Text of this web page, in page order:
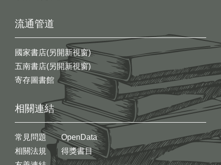
流通管道
國家書店(另開新視窗)
五南書店(另開新視窗)
寄存圖書館
相關連結
常見問題
相關法規
OpenData
得獎書目